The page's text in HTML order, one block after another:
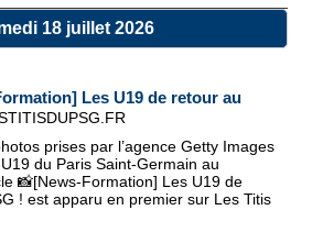
18 juillet 2026
Les U19 de retour au
prises par l’agence Getty Images
du Paris Saint-Germain au
📸[News-Formation] Les U19 de
! est apparu en premier sur Les Titis